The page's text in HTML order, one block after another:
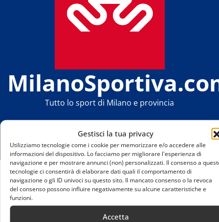
Gestisci la tua privacy
Utilizziamo tecnologie come i cookie per memorizzare e/o accedere alle
informazioni del dispositivo. Lo facciamo per migliorare l'esperienza di
navigazione e per mostrare annunci (non) personalizzati. Il consenso a
tecnologie ci consentirà di elaborare dati quali il comportamento di
navigazione o gli ID univoci su questo sito. Il mancato consenso o la revoca
del consenso possono influire negativamente su alcune caratteristiche e
funzioni.
Accetta
Tutto lo sport di Milano e provincia
Home
Calendario corse galoppo e trotto 2025: tutte le
novità e i dettagli